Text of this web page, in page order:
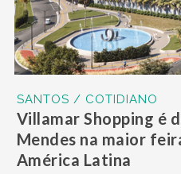
SANTOS / COTIDIANO
Villamar Shopping é
Mendes na maior
América Latina